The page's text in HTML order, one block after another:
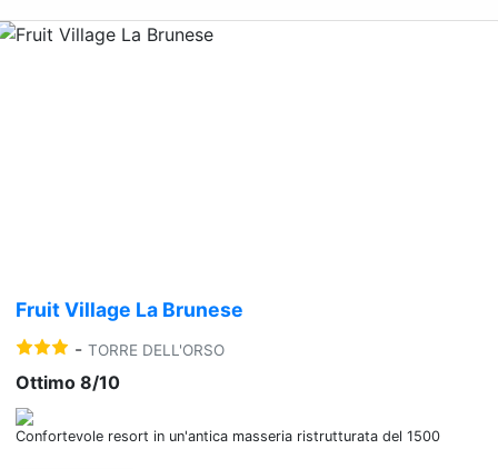
Fruit Village La Brunese
- TORRE DELL'ORSO
Ottimo 8/10
Confortevole resort in un'antica masseria ristrutturata del 1500